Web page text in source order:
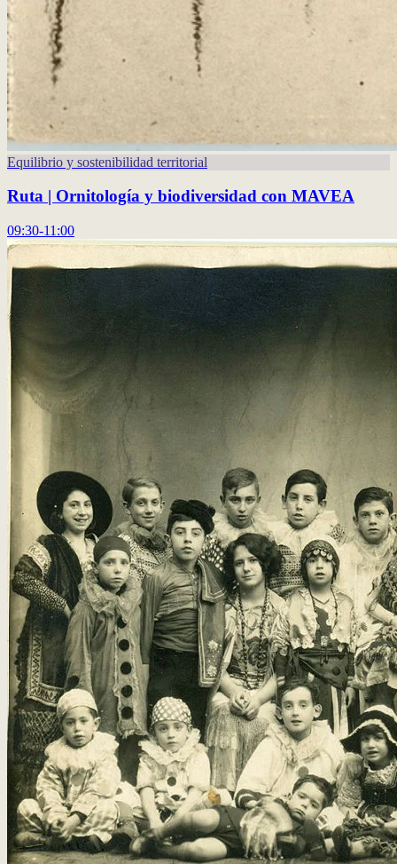
Equilibrio y sostenibilidad territorial
Ruta | Ornitología y biodiversidad con MAVEA
09:30-11:00